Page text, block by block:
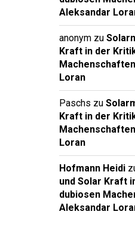
Aleksandar
anonym zu
Kraft in der
Loran
Paschs zu
Kraft in der
Loran
Hofmann Heidi
und Solar Kraft
dubiosen
Aleksandar